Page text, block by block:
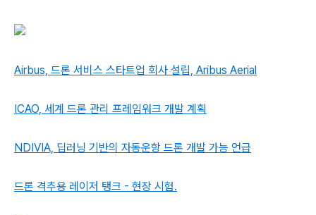
Airbus, 드론 서비스 스타트업 회사 설립, Aribus Aerial
ICAO, 세계 드론 관리 프레임워크 개발 계획
NDIVIA, 딥러닝 기반의 자동운항 드론 개발 가능 언급
드론 격추용 레이저 탱크 - 현장 시험.